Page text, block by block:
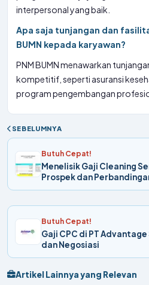
interpersonal yang baik.
Apa saja tunjangan dan
BUMN kepada karyawan?
PNM BUMN menawarkan
kompetitif, seperti asuransi
program pengembangan
SEBELUMNYA
Butuh Cepat!
Menelisik Gaji Cleaning
Prospek dan
Butuh Cepat!
Gaji CPC di PT
dan Negosiasi
Artikel Lainnya yang Relevan